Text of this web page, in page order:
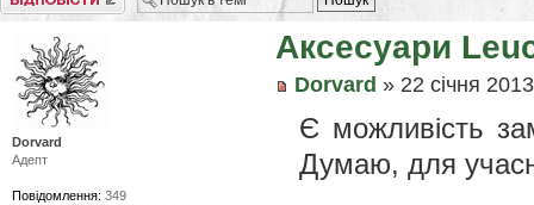
Аксесуари
Dorvard » 22 січня
Є можливість
Думаю, для
Dorvard
Адепт
Повідомлення: 349